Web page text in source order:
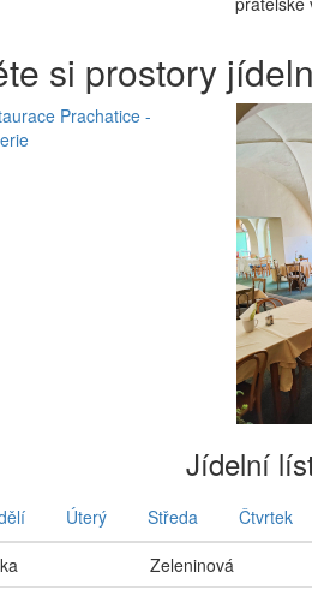
si prostory
Jídelní
Úterý Středa
Čtvrtek
Zeleninová